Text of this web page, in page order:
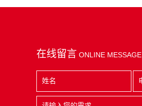
在线留言 ONLINE MESSAGE